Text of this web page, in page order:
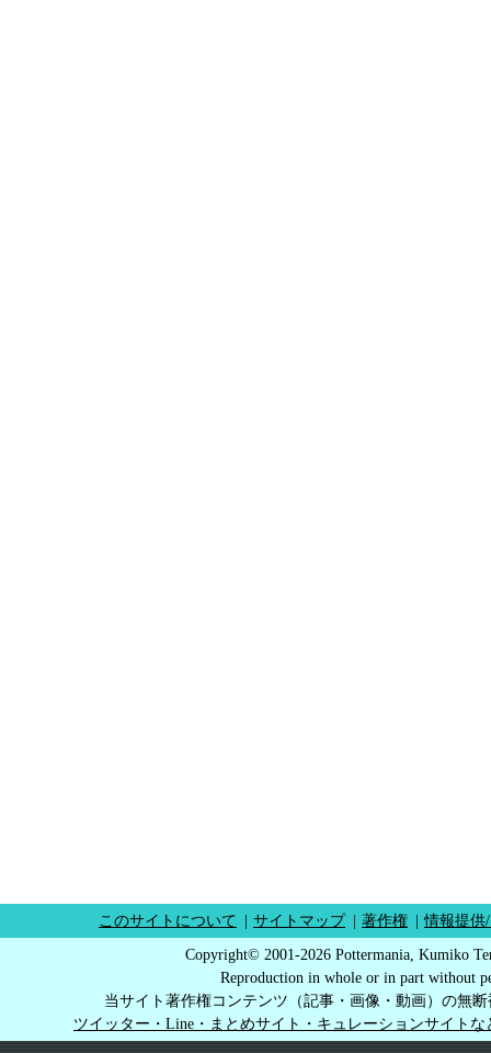
このサイトについて サイトマップ 著作権 情報提供
Copyright© 2001-2026 Pottermania, Kumiko
Reproduction in whole or in part without
当サイト著作権コンテンツ（記事・画像・動画）の無
ツイッター・Line・まとめサイト・キュレーションサイト